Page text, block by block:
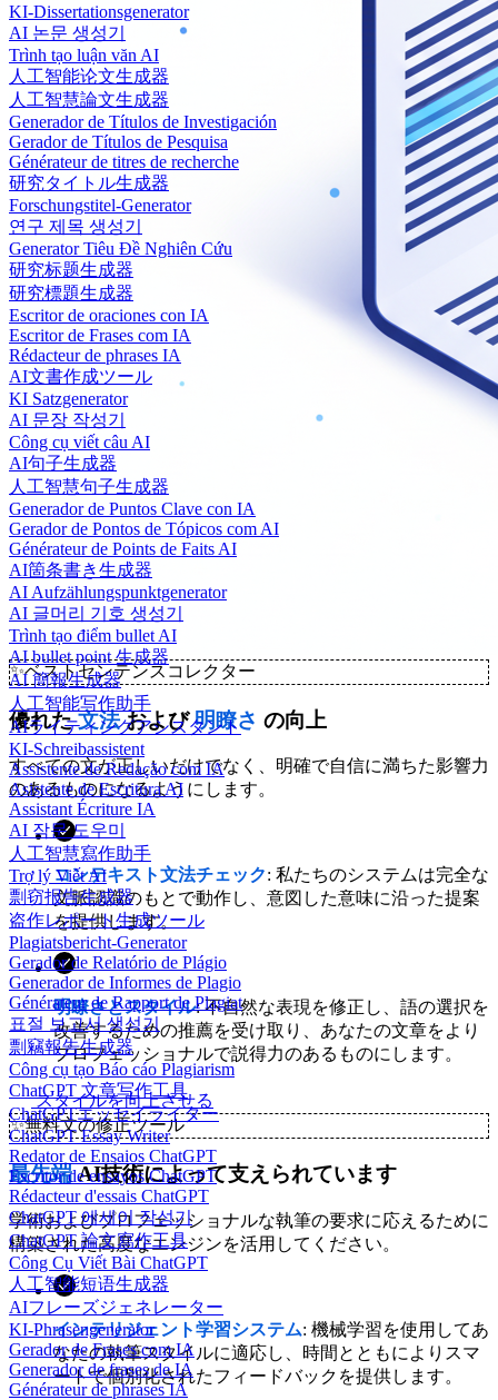
KI-Dissertationsgenerator
AI 논문 생성기
Trình tạo luận văn AI
人工智能论文生成器
人工智慧論文生成器
Generador de Títulos de Investigación
Gerador de Títulos de Pesquisa
Générateur de titres de recherche
研究タイトル生成器
Forschungstitel-Generator
연구 제목 생성기
Generator Tiêu Đề Nghiên Cứu
研究标题生成器
研究標題生成器
Escritor de oraciones con IA
Escritor de Frases com IA
Rédacteur de phrases IA
AI文書作成ツール
KI Satzgenerator
AI 문장 작성기
Công cụ viết câu AI
AI句子生成器
人工智慧句子生成器
Generador de Puntos Clave con IA
Gerador de Pontos de Tópicos com AI
Générateur de Points de Faits AI
AI箇条書き生成器
AI Aufzählungspunktgenerator
AI 글머리 기호 생성기
Trình tạo điểm bullet AI
AI bullet point 生成器
AI 簡報生成器
人工智能写作助手
AIライティングアシスタント
KI-Schreibassistent
Assistente de Redação com IA
Asistente de Escritura AI
Assistant Écriture IA
AI 작문 도우미
人工智慧寫作助手
Trợ lý Viết AI
剽窃报告生成器
盗作レポート生成ツール
Plagiatsbericht-Generator
Gerador de Relatório de Plágio
Generador de Informes de Plagio
Générateur de Rapport de Plagiat
표절 보고서 생성기
剽竊報告生成器
Công cụ tạo Báo cáo Plagiarism
ChatGPT 文章写作工具
ChatGPTエッセイライター
ChatGPT Essay Writer
Redator de Ensaios ChatGPT
Escritor de ensayos ChatGPT
Rédacteur d'essais ChatGPT
ChatGPT 에세이 작성기
ChatGPT 論文寫作工具
Công Cụ Viết Bài ChatGPT
人工智能短语生成器
AIフレーズジェネレーター
KI-Phrasengenerator
Gerador de Frases com IA
Generador de frases de IA
Générateur de phrases IA
✨ベストセンテンスコレクター
優れた文法および明瞭さ の向上
すべての文が正しいだけでなく、明確で自信に満ちた影響力
のあるものになるようにします。
コンテキスト文法チェック: 私たちのシステムは完全な
文脈認識のもとで動作し、意図した意味に沿った提案
を提供します。
明瞭さとスタイル: 不自然な表現を修正し、語の選択を
改善するための推薦を受け取り、あなたの文章をより
プロフェッショナルで説得力のあるものにします。
スタイルを向上させる
✨無料文の修正ツール
最先端AI技術によって支えられています
学術およびプロフェッショナルな執筆の要求に応えるために
構築された高度なエンジンを活用してください。
インテリジェント学習システム: 機械学習を使用してあ
なたの執筆スタイルに適応し、時間とともによりスマ
ートで個別化されたフィードバックを提供します。